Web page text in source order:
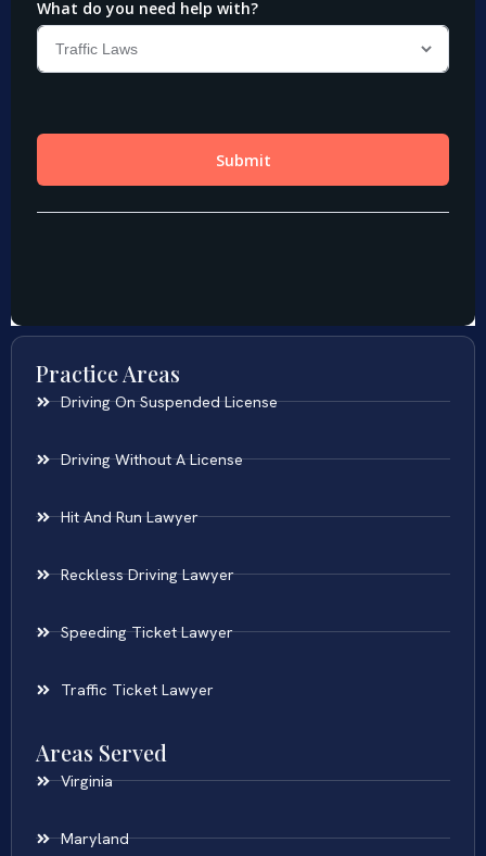
Practice Areas
Driving On Suspended License
Driving Without A License
Hit And Run Lawyer
Reckless Driving Lawyer
Speeding Ticket Lawyer
Traffic Ticket Lawyer
Areas Served
Virginia
Maryland